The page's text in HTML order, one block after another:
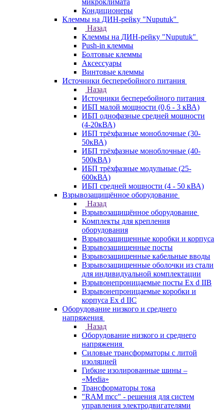
микроклимата
Кондиционеры
Клеммы на ДИН-рейку "Nuputuk"
Назад
Клеммы на ДИН-рейку "Nuputuk"
Push-in клеммы
Болтовые клеммы
Аксессуары
Винтовые клеммы
Источники бесперебойного питания
Назад
Источники бесперебойного питания
ИБП малой мощности (0,6 - 3 кВА)
ИБП однофазные средней мощности
(4-20кВА)
ИБП трёхфазные моноблочные (30-
50кВА)
ИБП трёхфазные моноблочные (40-
500кВА)
ИБП трёхфазные модульные (25-
600кВА)
ИБП средней мощности (4 - 50 кВА)
Взрывозащищённое оборудование
Назад
Взрывозащищённое оборудование
Комплекты для крепления
оборудования
Взрывозащищенные коробки и корпуса
Взрывозащищенные посты
Взрывозащищенные кабельные вводы
Взрывозащищенные оболочки из стали
для индивидуальной комплектации
Взрывонепроницаемые посты Ex d IIB
Взрывонепроницаемые коробки и
корпуса Ex d IIС
Оборудование низкого и среднего
напряжения
Назад
Оборудование низкого и среднего
напряжения
Силовые трансформаторы с литой
изоляцией
Гибкие изолированные шины –
«Media»
Трансформаторы тока
"RAM mcc" - решения для систем
управления электродвигателями